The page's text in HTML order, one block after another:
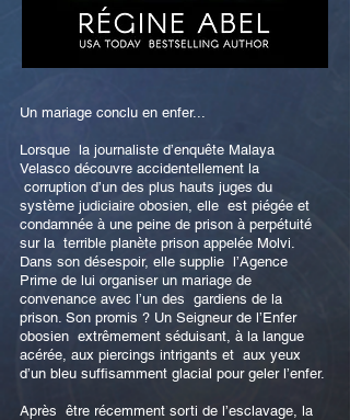
Un mariage conclu en enfer...
Lorsque la journaliste d’enquête Malaya
Velasco découvre accidentellement la
corruption d’un des plus hauts juges du
système judiciaire obosien, elle est piégée et
condamnée à une peine de prison à perpétuité
sur la terrible planète prison appelée Molvi.
Dans son désespoir, elle supplie l’Agence
Prime de lui organiser un mariage de
convenance avec l’un des gardiens de la
prison. Son promis ? Un Seigneur de l’Enfer
obosien extrêmement séduisant, à la langue
acérée, aux piercings intrigants et aux yeux
d’un bleu suffisamment glacial pour geler l’enfer.
Après être récemment sorti de l’esclavage, la